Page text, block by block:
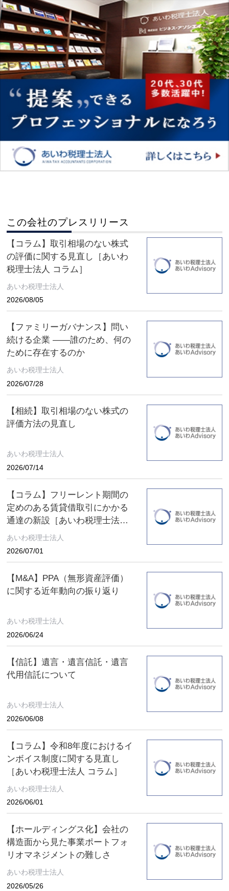
この会社のプレスリリース
【コラム】取引相場のない株式
の評価に関する見直し［あいわ
税理士法人 コラム］
あいわ税理士法人
2026/08/05
【ファミリーガバナンス】問い
続ける企業 ――誰のため、何の
ために存在するのか
あいわ税理士法人
2026/07/28
【相続】取引相場のない株式の
評価方法の見直し
あいわ税理士法人
2026/07/14
【コラム】フリーレント期間の
定めのある賃貸借取引にかかる
通達の新設［あいわ税理士法人
コラム］
あいわ税理士法人
2026/07/01
【M&A】PPA（無形資産評価）
に関する近年動向の振り返り
あいわ税理士法人
2026/06/24
【信託】遺言・遺言信託・遺言
代用信託について
あいわ税理士法人
2026/06/08
【コラム】令和8年度におけるイ
ンボイス制度に関する見直し
［あいわ税理士法人 コラム］
あいわ税理士法人
2026/06/01
【ホールディングス化】会社の
構造面から見た事業ポートフォ
リオマネジメントの難しさ
あいわ税理士法人
2026/05/26